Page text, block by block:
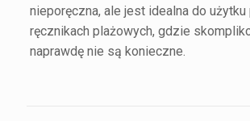
nieporęczna, ale jest idealna do użytku
ręcznikach plażowych, gdzie
naprawdę nie są konieczne.